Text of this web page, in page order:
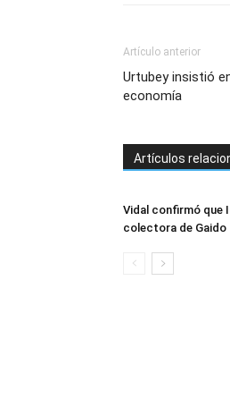
Artículo anterior
Urtubey insistió
economía
Artículos
Vidal confirmó que
colectora de Gaido